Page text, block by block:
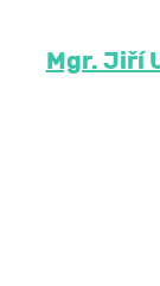
Mgr. Jiří